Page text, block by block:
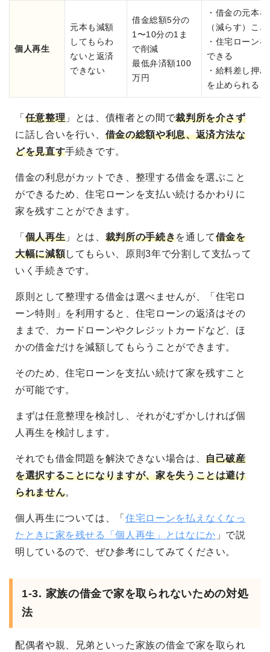
個人再生
元本も減額
してもらわ
ないと返済
できない
借金総額5分の
1〜10分の1ま
で削減
最低弁済額100
万円
・借金の元本
（減らす）こ
・住宅ローン
できる
・給料差し押
を止められる
「 任意整理 」とは、債権者との間で裁判所を介さず
に話し合いを行い、 借金の総額や利息、返済方法な
どを見直す手続きです。
借金の利息がカットでき、整理する借金を選ぶこと
ができるため、住宅ローンを支払い続けるかわりに
家を残すことができます。
「 個人再生 」とは、 裁判所の手続きを通して借金を
大幅に減額してもらい、原則3年で分割して支払って
いく手続きです。
原則として整理する借金は選べませんが、「住宅ロ
ーン特則」を利用すると、住宅ローンの返済はその
ままで、カードローンやクレジットカードなど、ほ
かの借金だけを減額してもらうことができます。
そのため、住宅ローンを支払い続けて家を残すこと
が可能です。
まずは任意整理を検討し、それがむずかしければ個
人再生を検討します。
それでも借金問題を解決できない場合は、自己破産
を選択することになりますが、家を失うことは避け
られません。
個人再生については、「住宅ローンを払えなくなっ
たときに家を残せる「個人再生」とはなにか 」で説
明しているので、ぜひ参考にしてみてください。
1-3. 家族の借金で家を取られないための対処
法
配偶者や親、兄弟といった家族の借金で家を取られ